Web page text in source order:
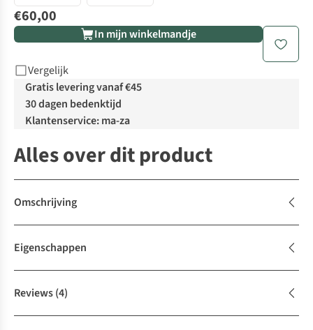
€60,00
In mijn winkelmandje
Vergelijk
Gratis levering vanaf €45
30 dagen bedenktijd
Klantenservice: ma-za
Alles over dit product
Omschrijving
Eigenschappen
Reviews(4)